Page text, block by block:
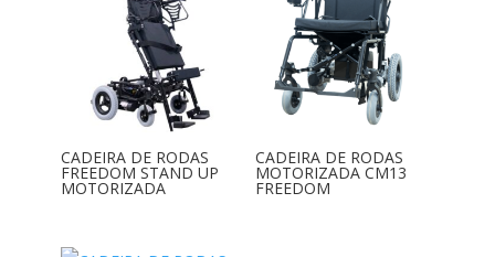
CADEIRA DE RODAS
FREEDOM STAND UP
MOTORIZADA
CADEIRA DE RODAS
MOTORIZADA CM13
FREEDOM